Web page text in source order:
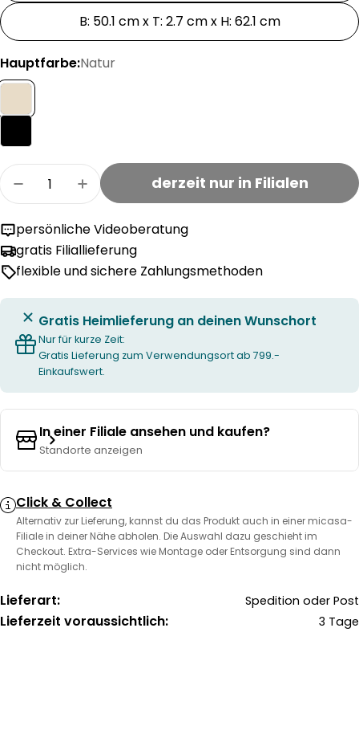
B: 50.1 cm x T: 2.7 cm x H: 62.1 cm
Hauptfarbe:Natur
Menge
Menge für GALLERIA Bilderrahmen verringern
Menge für GALLERIA Bilderrahmen
derzeit nur in Filialen
persönliche Videoberatung
gratis Filiallieferung
flexible und sichere Zahlungsmethoden
Gratis Heimlieferung an deinen Wunschort
Nur für kurze Zeit:
Gratis Lieferung zum Verwendungsort ab 799.-
Einkaufswert.
In einer Filiale ansehen und kaufen?
Standorte anzeigen
Click & Collect
Alternativ zur Lieferung, kannst du das Produkt auch in einer micasa-
Filiale in deiner Nähe abholen. Die Auswahl dazu geschieht im
Checkout. Extra-Services wie Montage oder Entsorgung sind dann
nicht möglich.
Lieferart: Spedition oder Post
Lieferzeit voraussichtlich: 3 Tage